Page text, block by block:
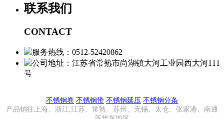
联系我们
CONTACT
服务热线：0512-52420862
公司地址：江苏省常熟市尚湖镇大河工业园西大河111
号
不锈钢卷 不锈钢带 不锈钢延压 不锈钢分条
产品销往上海、浙江,江苏、常熟、苏州、无锡、太仓、张家港、南通